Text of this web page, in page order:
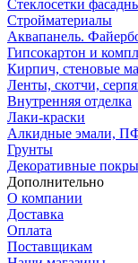
Стеклосетки
Стройматериалы
Аквапанель.
Гипсокартон и
Кирпич, стеновые
Ленты, скотчи,
Внутренняя отделка
Лаки-краски
Алкидные эмали,
Грунты
Декоративные
Дополнительно
О компании
Доставка
Оплата
Поставщикам